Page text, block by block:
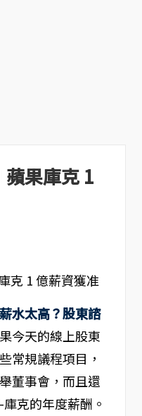
果庫克 1
水太高？股東諮
今天的線上股東
常規議程項目，
董事會，而且還
克的年度薪酬。